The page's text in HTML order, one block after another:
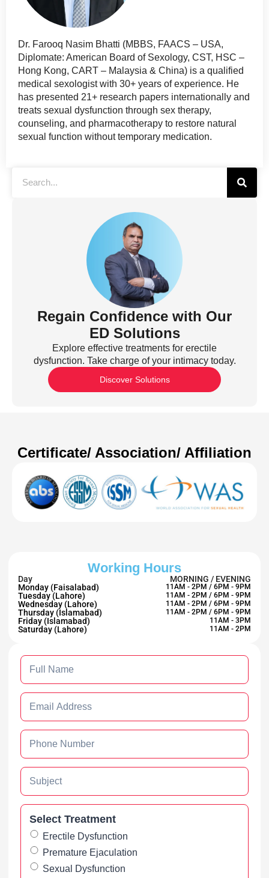
Dr. Farooq Nasim Bhatti (MBBS, FAACS – USA,
Diplomate: American Board of Sexology, CST, HSC –
Hong Kong, CART – Malaysia & China) is a qualified
medical sexologist with 30+ years of experience. He
has presented 21+ research papers internationally and
treats sexual dysfunction through sex therapy,
counseling, and pharmacotherapy to restore natural
sexual function without temporary medication.
Regain Confidence with Our
ED Solutions
Explore effective treatments for erectile
dysfunction. Take charge of your intimacy today.
Discover Solutions
Certificate/ Association/ Affiliation
Working Hours
Day
MORNING / EVENING
Monday (Faisalabad)
11AM - 2PM / 6PM - 9PM
Tuesday (Lahore) 11AM - 2PM / 6PM - 9PM
Wednesday (Lahore) 11AM - 2PM / 6PM - 9PM
Thursday (Islamabad) 11AM - 2PM / 6PM - 9PM
Friday (Islamabad) 11AM - 3PM
Saturday (Lahore) 11AM - 2PM
Select Treatment
Erectile Dysfunction
Premature Ejaculation
Sexual Dysfunction